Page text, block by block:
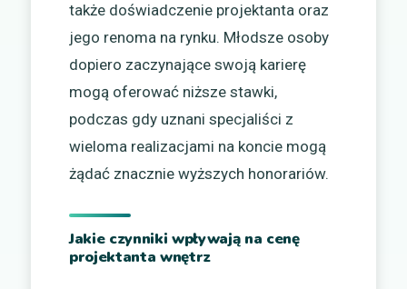
także doświadczenie projektanta oraz
jego renoma na rynku. Młodsze osoby
dopiero zaczynające swoją karierę
mogą oferować niższe stawki,
podczas gdy uznani specjaliści z
wieloma realizacjami na koncie mogą
żądać znacznie wyższych honorariów.
Jakie czynniki wpływają na cenę
projektanta wnętrz